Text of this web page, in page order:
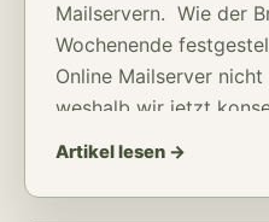
Mailservern. Wie der
Wochenende
Online Mailserver
weshalb wir jetzt
Online Absender auf
vollständig die
Artikel lesen →